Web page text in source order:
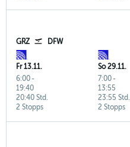
GRZ DFW
Fr 13.11.
6:00-
19:40
2 Stopps
20:40 Std.
So 29.11.
7:00-
13:55
2 Stopps
23:55 Std.